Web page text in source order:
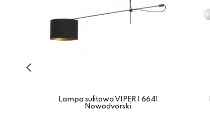
Lampa sufitowa VIPER I 6641
Nowodvorski